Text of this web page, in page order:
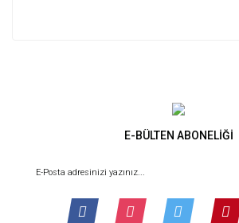
E-BÜLTEN ABONELİĞİ